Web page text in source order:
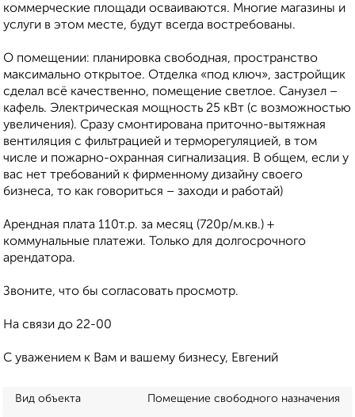
коммерческие площади осваиваются. Многие магазины и
услуги в этом месте, будут всегда востребованы.
О помещении: планировка свободная, пространство
максимально открытое. Отделка «под ключ», застройщик
сделал всё качественно, помещение светлое. Санузел –
кафель. Электрическая мощность 25 кВт (с возможностью
увеличения). Сразу смонтирована приточно-вытяжная
вентиляция с фильтрацией и терморегуляцией, в том
числе и пожарно-охранная сигнализация. В общем, если у
вас нет требований к фирменному дизайну своего
бизнеса, то как говориться – заходи и работай)
Арендная плата 110т.р. за месяц (720р/м.кв.) +
коммунальные платежи. Только для долгосрочного
арендатора.
Звоните, что бы согласовать просмотр.
На связи до 22-00
С уважением к Вам и вашему бизнесу, Евгений
Вид объекта Помещение свободного назначения